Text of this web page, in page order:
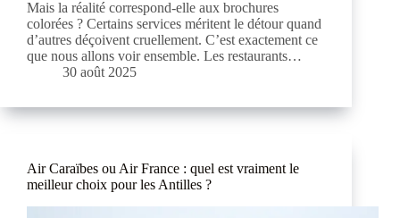
Mais la réalité correspond-elle aux brochures
colorées ? Certains services méritent le détour quand
d’autres déçoivent cruellement. C’est exactement ce
que nous allons voir ensemble. Les restaurants…
30 août 2025
Air Caraïbes ou Air France : quel est vraiment le
meilleur choix pour les Antilles ?